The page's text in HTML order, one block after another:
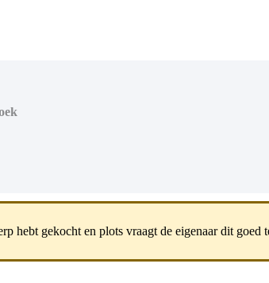
hebt gekocht en plots vraagt de eigenaar dit goed